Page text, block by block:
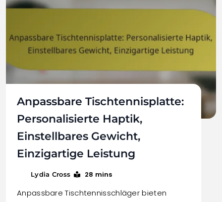
Anpassbare Tischtennisplatte:
Personalisierte Haptik,
Einstellbares Gewicht,
Einzigartige Leistung
Lydia Cross 28 mins
Anpassbare Tischtennisschläger bieten